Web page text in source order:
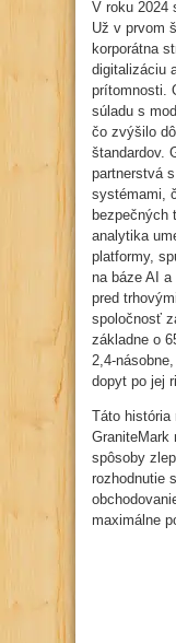
V roku 2024
Už v prvom
korporátna
digitalizáciu
prítomnosti.
súladu s
čo zvýšilo
štandardov.
partnerstvá
systémami,
bezpečných
analytika
platformy,
na báze AI
pred
spoločnosť
základne o
2,4-
dopyt po jej
Táto história
GraniteMark
spôsoby
rozhodnutie
maximálne